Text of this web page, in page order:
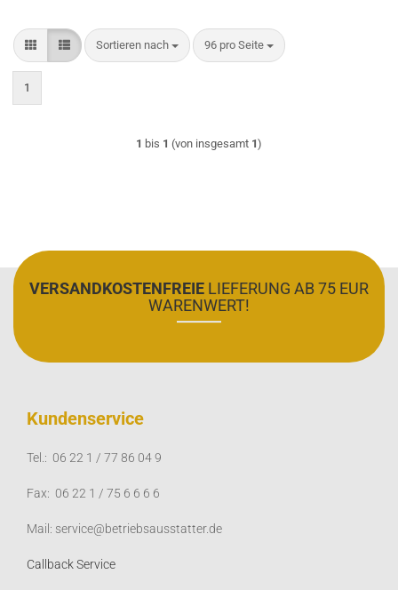
Sortieren nach
Sortieren nach 96 pro Seite
pro Seite
1
1 bis 1 (von insgesamt 1)
VERSANDKOSTENFREIE LIEFERUNG AB 75 EUR
WARENWERT!
Kundenservice
Tel.: 06 22 1 / 77 86 04 9
Fax: 06 22 1 / 75 6 6 6 6
Mail: service@betriebsausstatter.de
Callback Service